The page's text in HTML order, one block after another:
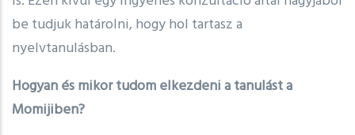
be tudjuk határolni, hogy hol tartasz a
nyelvtanulásban.
Hogyan és mikor tudom elkezdeni a tanulást a
Momijiben?